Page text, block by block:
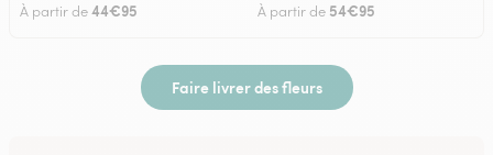
À partir de44€95 À partir de 54€95
Faire livrer des fleurs